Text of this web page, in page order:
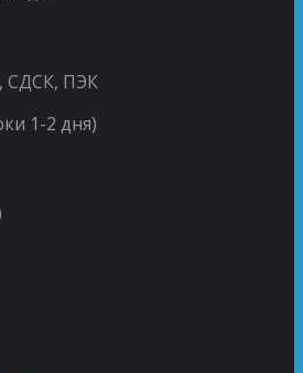
СДСК, ПЭК
1-2 дня)